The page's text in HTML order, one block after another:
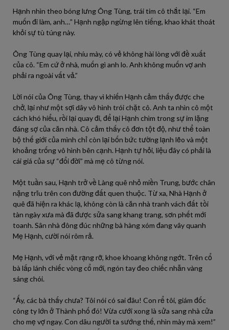
Hạnh nhìn theo bóng lưng Ông Tùng, trái tim cô thắt lại. “Em
muốn đi làm, anh…” Hạnh ngập ngừng lên tiếng, khao khát thoát
khỏi sự tù túng này.
Ông Tùng quay lại, nhíu mày, có vẻ không hài lòng với đề xuất
của cô. “Em cứ ở nhà, muốn gì anh lo. Anh không muốn vợ anh
phải ra ngoài vất vả.”
Lời nói của Ông Tùng, thay vì khiến Hạnh cảm thấy được che
chở, lại như một sợi dây vô hình trói chặt cô. Anh ta nhìn cô một
cách khó hiểu, rồi lại quay đi, để lại Hạnh chìm trong sự im lặng
đáng sợ của căn nhà. Cô cảm thấy cô đơn tột độ, như thể toàn
bộ thế giới của mình chỉ còn lại bốn bức tường lạnh lẽo và một
khoảng trống vô hình bên cạnh. Hạnh tự hỏi, liệu đây có phải là
cái giá của sự “đổi đời” mà mẹ cô từng nói.
Một tuần sau, Hạnh trở về Làng quê nhỏ miền Trung, bước chân
nặng trĩu trên con đường đất quen thuộc. Từ xa, Nhà Hạnh ở
quê đã hiện ra khác lạ, không còn là căn nhà tranh vách đất tồi
tàn ngày xưa mà đã được sửa sang khang trang, sơn phết mới
toanh. Sân nhà đông đúc những bà hàng xóm đang vây quanh
Mẹ Hạnh, cười nói rôm rả.
Mẹ Hạnh, với vẻ mặt rạng rỡ, khoe khoang không ngớt. Trên cổ
bà lấp lánh chiếc vòng cổ mới, ngón tay đeo chiếc nhẫn vàng
sáng chói.
“Ấy, các bà thấy chưa? Tôi nói có sai đâu! Con rể tôi, giám đốc
công ty lớn ở Thành phố đó! Vừa cưới xong là sửa sang nhà cửa
cho mẹ vợ ngay. Con dâu người ta sướng thế, nhìn mày mà xem!”